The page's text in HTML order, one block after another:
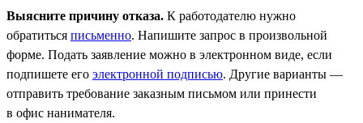
Выясните причину отказа. К работодателю нужно
обратиться письменно. Напишите запрос в произвольной
форме. Подать заявление можно в электронном виде, если
подпишете его электронной подписью. Другие варианты —
отправить требование заказным письмом или принести
в офис нанимателя.